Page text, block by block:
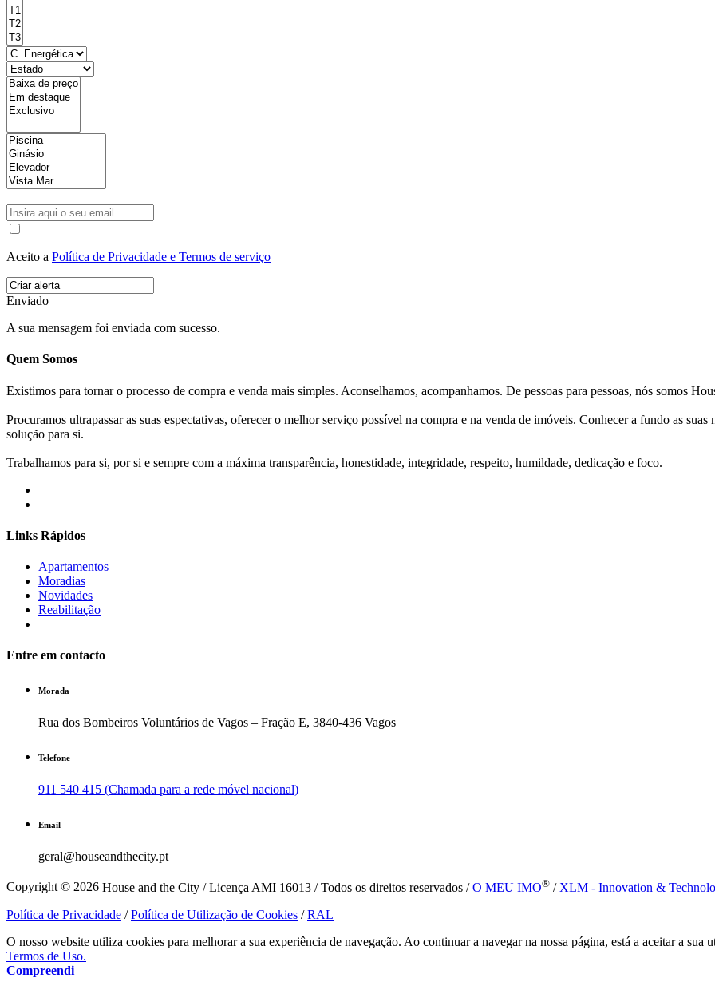
Aceito a Política de Privacidade e Termos de serviço
Enviado
A sua mensagem foi enviada com sucesso.
Quem Somos
Existimos para tornar o processo de compra e venda mais simples. Aconselhamos, acompanhamos. De pessoas para pessoas, nós somos
Procuramos ultrapassar as suas espectativas, oferecer o melhor serviço possível na compra e na venda de imóveis. Conhecer a fundo as
solução para si.
Trabalhamos para si, por si e sempre com a máxima transparência, honestidade, integridade, respeito, humildade, dedicação e foco.
Links Rápidos
Apartamentos
Moradias
Novidades
Reabilitação
Entre em contacto
Morada
Rua dos Bombeiros Voluntários de Vagos – Fração E, 3840-436 Vagos
Telefone
911 540 415 (Chamada para a rede móvel nacional)
Email
geral@houseandthecity.pt
Copyright © 2026 House and the City / Licença AMI 16013 / Todos os direitos reservados /O MEU IMO® / XLM - Innovation &
Política de Privacidade /Política de Utilização de Cookies /RAL
O nosso website utiliza cookies para melhorar a sua experiência de navegação. Ao continuar a navegar na nossa página, está a aceitar a sua
Termos de Uso.
Compreendi